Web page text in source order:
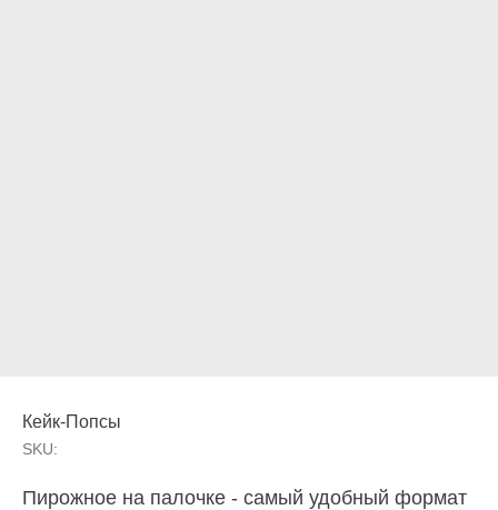
Кейк-Попсы
SKU:
Пирожное на палочке - самый удобный формат